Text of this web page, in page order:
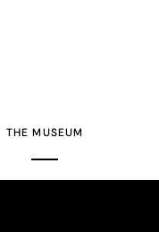
THE MUSEUM